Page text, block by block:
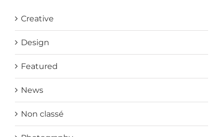
Creative
Design
Featured
News
Non classé